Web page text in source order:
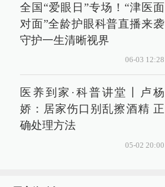
全国“爱眼日”专场！“津医面
对面”全龄护眼科普直播来袭
守护一生清晰视界
06-03 12:28
医养到家·科普讲堂丨卢杨
娇：居家伤口别乱擦酒精 正
确处理方法
05-02 20:00